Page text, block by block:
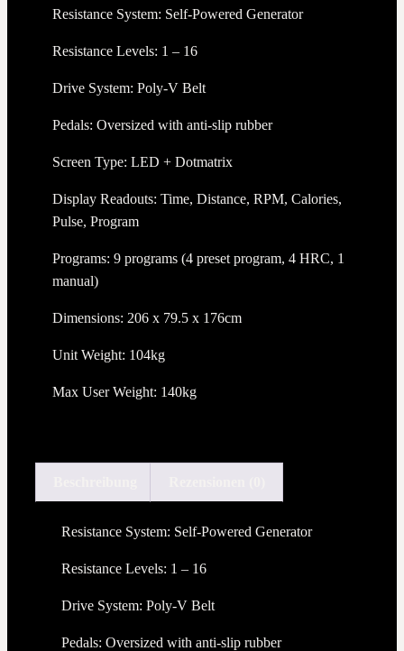
Resistance System: Self-Powered Generator
Resistance Levels: 1 – 16
Drive System: Poly-V Belt
Pedals: Oversized with anti-slip rubber
Screen Type: LED + Dotmatrix
Display Readouts: Time, Distance, RPM, Calories,
Pulse, Program
Programs: 9 programs (4 preset program, 4 HRC, 1
manual)
Dimensions: 206 x 79.5 x 176cm
Unit Weight: 104kg
Max User Weight: 140kg
Resistance System: Self-Powered Generator
Resistance Levels: 1 – 16
Drive System: Poly-V Belt
Pedals: Oversized with anti-slip rubber